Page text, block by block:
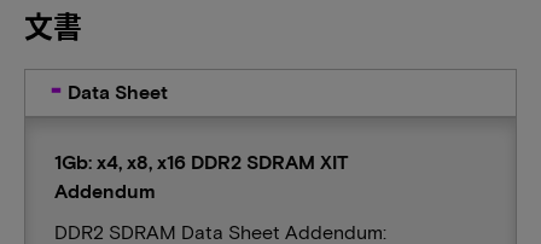
文書
Data Sheet
1Gb: x4, x8, x16 DDR2 SDRAM XIT
Addendum
DDR2 SDRAM Data Sheet Addendum: